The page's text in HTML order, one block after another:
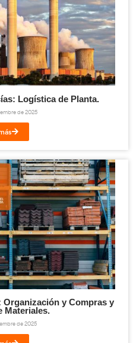
Logística de
18 de marzo de 2026
Leer más